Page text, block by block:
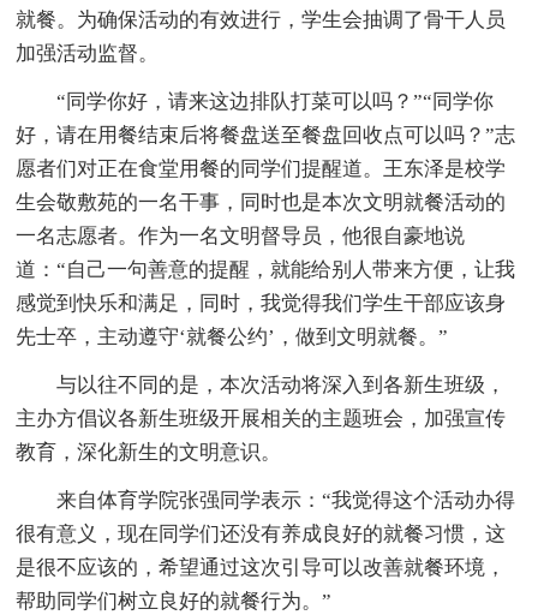
就餐。为确保活动的有效进行，学生会抽调了骨干人员
加强活动监督。
“同学你好，请来这边排队打菜可以吗？”“同学你
好，请在用餐结束后将餐盘送至餐盘回收点可以吗？”志
愿者们对正在食堂用餐的同学们提醒道。王东泽是校学
生会敬敷苑的一名干事，同时也是本次文明就餐活动的
一名志愿者。作为一名文明督导员，他很自豪地说
道：“自己一句善意的提醒，就能给别人带来方便，让我
感觉到快乐和满足，同时，我觉得我们学生干部应该身
先士卒，主动遵守‘就餐公约’，做到文明就餐。”
与以往不同的是，本次活动将深入到各新生班级，
主办方倡议各新生班级开展相关的主题班会，加强宣传
教育，深化新生的文明意识。
来自体育学院张强同学表示：“我觉得这个活动办得
很有意义，现在同学们还没有养成良好的就餐习惯，这
是很不应该的，希望通过这次引导可以改善就餐环境，
帮助同学们树立良好的就餐行为。”